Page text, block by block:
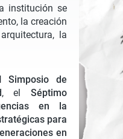
institución se
la creación
la
Simposio de
, elSéptimo
en la
para
en